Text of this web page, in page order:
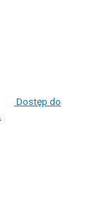
Dostęp do